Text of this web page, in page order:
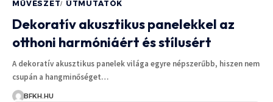
MŰVÉSZET ÚTMUTATÓK
Dekoratív akusztikus panelekkel az
otthoni harmóniáért és stílusért
A dekoratív akusztikus panelek világa egyre népszerűbb, hiszen nem
csupán a hangminőséget…
BFKH.HU